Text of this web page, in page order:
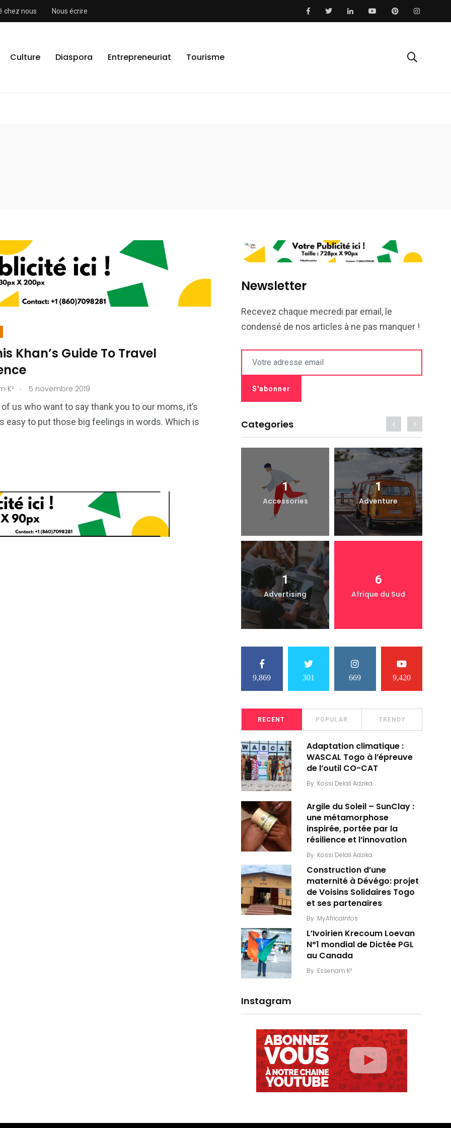
chez nous Nous écrire
Culture Diaspora Entrepreneuriat Tourisme
Khan’s Guide To Travel
K² . 5 novembre 2019
us who want to say thank you to our moms, it’s
easy to put those big feelings in words. Which is
Newsletter
Recevez chaque mecredi par email, le
condensé de nos articles à ne pas manquer !
Categories
Yomadic
1
Accessories
1
Adventure
1
Advertising
6
Afrique du Sud
9,869 301 669 9,420
RECENT POPULAR TRENDY
Adaptation climatique :
WASCAL Togo à l’épreuve
de l’outil CO-CAT
By Kossi Delali Adzika
Argile du Soleil – SunClay :
une métamorphose
inspirée, portée par la
résilience et l’innovation
By Kossi Delali Adzika
Construction d’une
maternité à Dévégo: projet
de Voisins Solidaires Togo
et ses partenaires
By MyAfricaInfos
L’Ivoirien Krecoum Loevan
N°1 mondial de Dictée PGL
au Canada
By Essenam K²
Instagram